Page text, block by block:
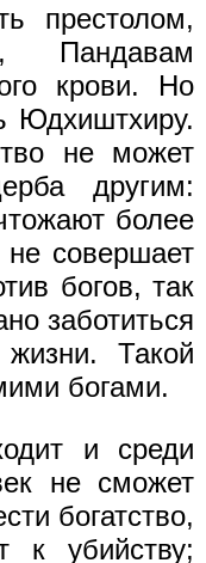
престолом,
Пандавам
крови. Но
Юдхиштхиру.
не может
другим:
более
совершает
богов, так
заботиться
Такой
богами.
и среди
не сможет
богатство,
к убийству;